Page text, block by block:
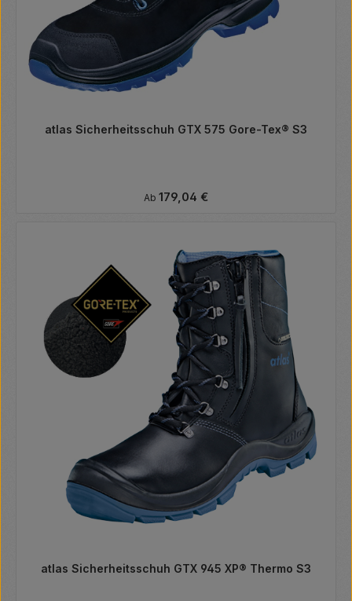
atlas Sicherheitsschuh GTX 575 Gore-Tex® S3
Regulärer Preis:
Ab 179,04 €
atlas Sicherheitsschuh GTX 945 XP® Thermo S3